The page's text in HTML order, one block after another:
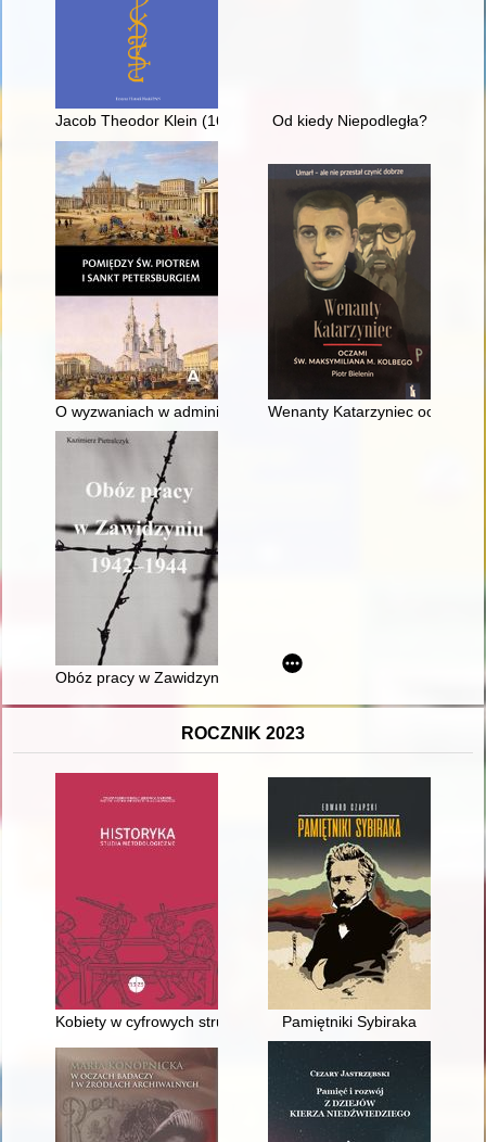
Jacob Theodor Klein (1685-1759) jako kolekcjoner rysunku
Od kiedy Niepodległa?
O wyzwaniach w administrowaniu parafią pod rosyjskim
Wenanty Katarzyniec oczami
Obóz pracy w Zawidzyniu 1942-1944 : w 80. rocznicę
ROCZNIK 2023
Kobiety w cyfrowych strumieniach dziejów : tematyka kobieca
Pamiętniki Sybiraka